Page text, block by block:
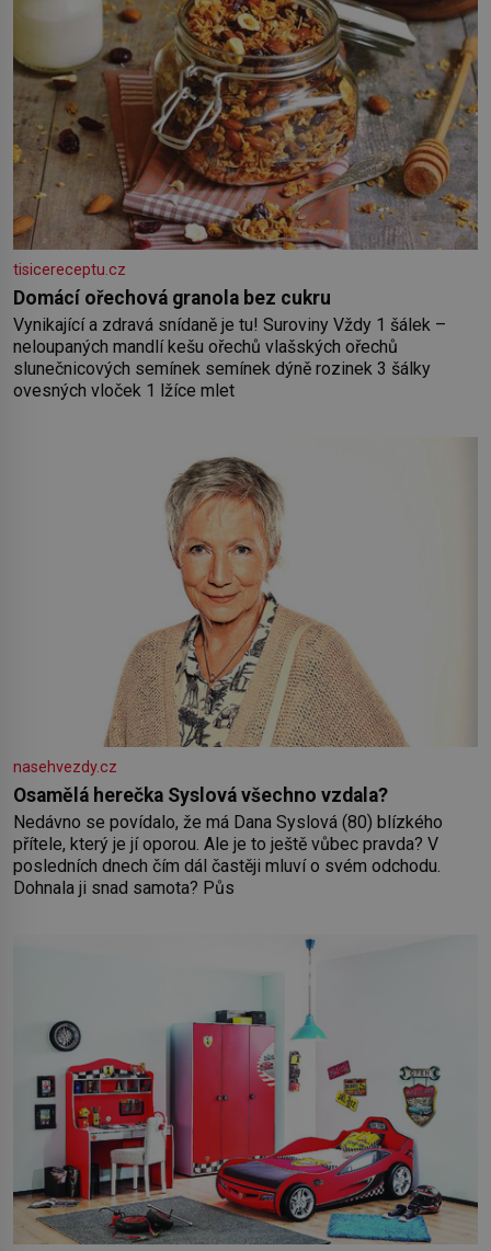
tisicereceptu.cz
Domácí ořechová granola bez cukru
Vynikající a zdravá snídaně je tu! Suroviny Vždy 1 šálek –
neloupaných mandlí kešu ořechů vlašských ořechů
slunečnicových semínek semínek dýně rozinek 3 šálky
ovesných vloček 1 lžíce mlet
nasehvezdy.cz
Osamělá herečka Syslová všechno vzdala?
Nedávno se povídalo, že má Dana Syslová (80) blízkého
přítele, který je jí oporou. Ale je to ještě vůbec pravda? V
posledních dnech čím dál častěji mluví o svém odchodu.
Dohnala ji snad samota? Půs